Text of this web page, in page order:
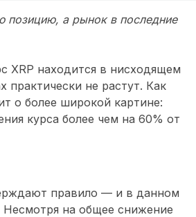
позицию, а рынок в последние
XRP находится в нисходящем
практически не растут. Как
о более широкой картине:
курса более чем на 60% от
правило — и в данном
Несмотря на общее снижение